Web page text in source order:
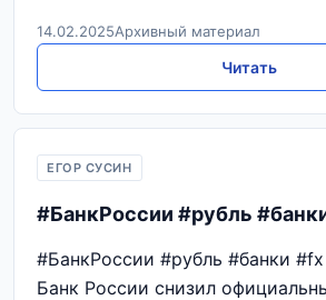
14.02.2025Архивный материал
Читать
ЕГОР СУСИН
#БанкРоссии #рубль
#БанкРоссии #рубль #банки #fx
Банк России снизил